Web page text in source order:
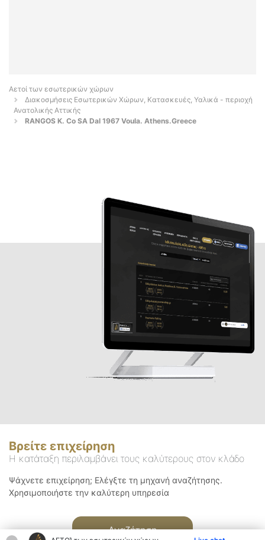
Αετοί των εσωτερικών χώρων
Διακοσμήσεις Εσωτερικών Χώρων, Κατασκευές, Υαλικά - περιοχή
Ανατολικής Αττικής
RANGOS K. Co SA Dal 1967 Voula. Athens.Greece
Βρείτε επιχείρηση
Η κατάταξη περιλαμβάνει τους καλύτερους στον κλάδο
Ψάχνετε επιχείρηση; Ελέγξτε τη μηχανή αναζήτησης.
Χρησιμοποιήστε την καλύτερη υπηρεσία
Αναζήτηση